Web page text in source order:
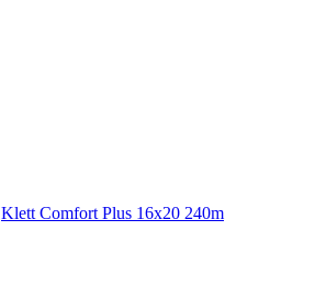
Klett Comfort Plus 16x20 240m